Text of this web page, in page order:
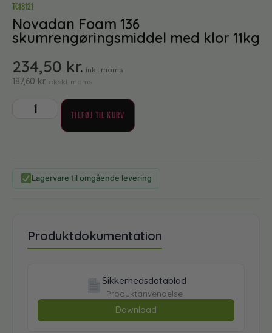
TC18121
Novadan Foam 136
skumrengøringsmiddel med klor 11kg
234,50 kr. inkl. moms
187,60 kr. ekskl. moms
TILFØJ TIL KURV
Lagervare til omgående levering
Produktdokumentation
Sikkerhedsdatablad
Produktanvendelse
Download